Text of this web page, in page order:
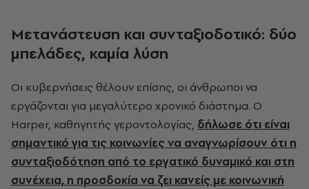
Μετανάστευση και συνταξιοδοτικό: δύο
μπελάδες, καμία λύση
Οι κυβερνήσεις θέλουν επίσης, οι άνθρωποι να
εργάζονται για μεγαλύτερο χρονικό διάστημα. Ο
Harper, καθηγητής γεροντολογίας, δήλωσε ότι είναι
σημαντικό για τις κοινωνίες να αναγνωρίσουν ότι η
συνταξιοδότηση από το εργατικό δυναμικό και στη
συνέχεια, η προσδοκία να ζει κανείς με κοινωνική